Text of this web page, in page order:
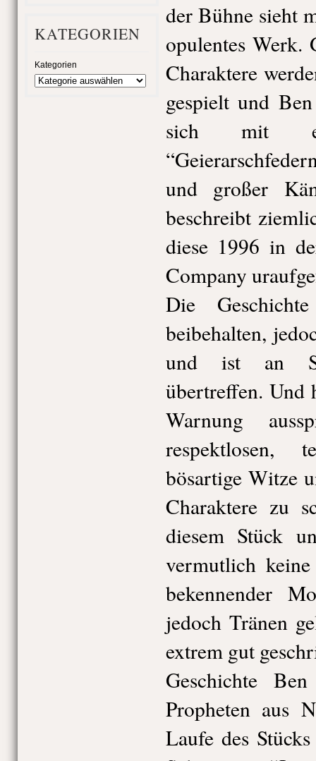
KATEGORIEN
Kategorien
der Bühne sieht
opulentes Werk.
Charaktere
gespielt und
sich mit
und großer
beschreibt
diese 1996 in
Company
Die
beibehalten,
und ist an
übertreffen. Und
Warnung
respektlosen,
bösartige Witze
Charaktere zu
diesem Stück
vermutlich
bekennender
jedoch Tränen
extrem gut
Geschichte
Propheten aus
Laufe des